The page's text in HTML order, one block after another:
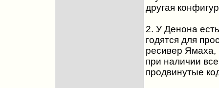
другая
2. У Денона
годятся для
ресивер Ямаха,
при наличии
продвинутые